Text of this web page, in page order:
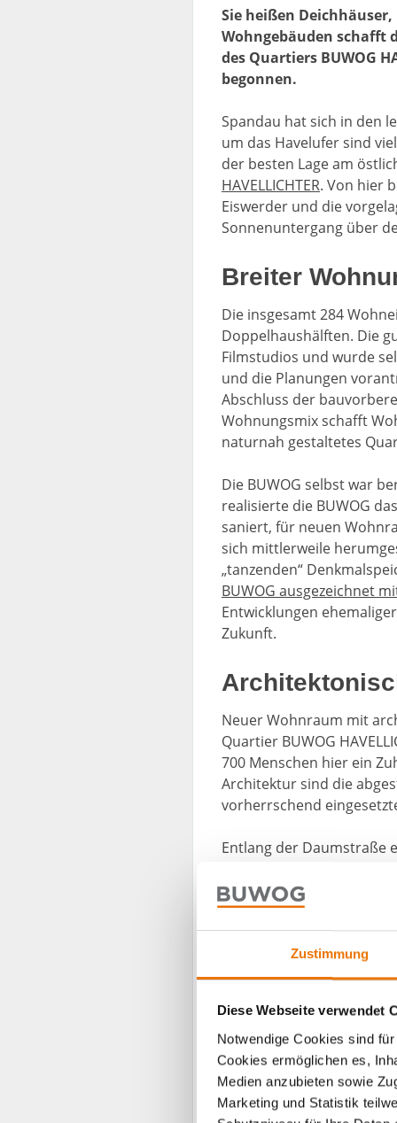
Zustimmung
Diese Webseite verwendet
Notwendige Cookies sind
Cookies ermöglichen es,
Medien anzubieten sowie
Marketing und Statistik
Sie heißen
Wohngebäuden schafft
des Quartiers BUWOG
begonnen.
Spandau hat sich in den
um das Havelufer sind
der besten Lage am
HAVELLICHTER. Von hier
Eiswerder und die
Sonnenuntergang über
Breiter
Die insgesamt 284
Doppelhaushälften. Die
Filmstudios und wurde
und die Planungen
Abschluss der
Wohnungsmix schafft
naturnah gestaltetes
Die BUWOG selbst war
realisierte die BUWOG
saniert, für neuen
sich mittlerweile
„tanzenden“
BUWOG ausgezeichnet
Entwicklungen
Zukunft.
Neuer Wohnraum mit
Quartier BUWOG
700 Menschen hier ein
Architektur sind die
vorherrschend
Entlang der Daumstraße
bis sechs Geschossen
Zimmern. Die offene
geschützten
Wohnung gelangt.
Dünenhäuser , drei
mit vier Geschossen und
Wohnungsmix von 1,5
Fassaden aus
Putzsockel lassen an